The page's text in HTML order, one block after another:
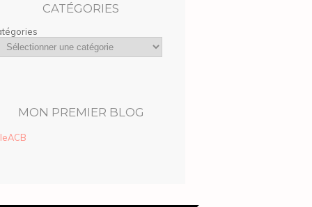
CATÉGORIES
MON PREMIER BLOG